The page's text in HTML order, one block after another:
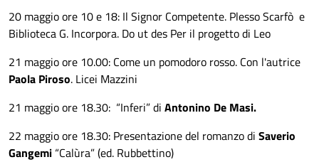
20 maggio ore 10 e 18: Il Signor Competente. Plesso Scarfò e
Biblioteca G. Incorpora. Do ut des Per il progetto di Leo
21 maggio ore 10.00: Come un pomodoro rosso. Con l'autrice
Paola Piroso. Licei Mazzini
21 maggio ore 18.30: “Inferi” di Antonino De Masi.
22 maggio ore 18.30: Presentazione del romanzo di Saverio
Gangemi “Calùra” (ed. Rubbettino)